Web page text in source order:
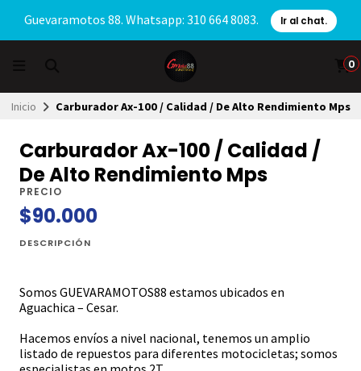
Guevaramotos 88. Whatsapp: 310 664 8083. Ir al chat.
0
Inicio Carburador Ax-100 / Calidad / De Alto Rendimiento Mps
Carburador Ax-100 / Calidad /
De Alto Rendimiento Mps
PRECIO
$90.000
DESCRIPCIÓN
Somos GUEVARAMOTOS88 estamos ubicados en
Aguachica – Cesar.
Hacemos envíos a nivel nacional, tenemos un amplio
listado de repuestos para diferentes motocicletas; somos